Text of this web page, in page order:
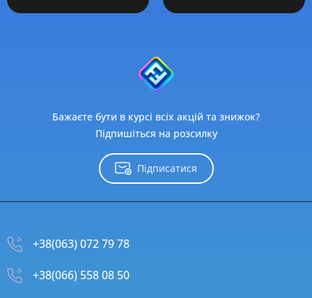
Бажаєте бути в курсі всіх акцій та знижок?
Підпишіться на розсилку
Підписатися
+38(063) 072 79 78
+38(066) 558 08 50